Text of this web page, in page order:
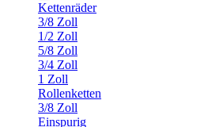
Kettenräder
3/8 Zoll
1/2 Zoll
5/8 Zoll
3/4 Zoll
1 Zoll
Rollenketten
3/8 Zoll
Einspurig